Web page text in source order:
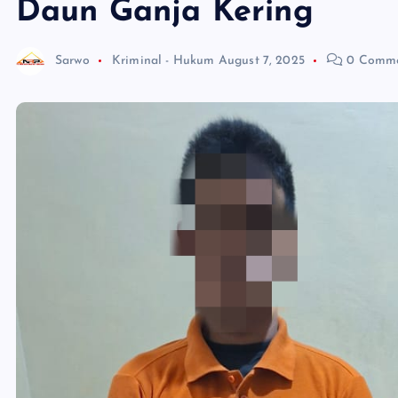
Daun Ganja Kering
Sarwo Kriminal - Hukum August 7, 2025 0